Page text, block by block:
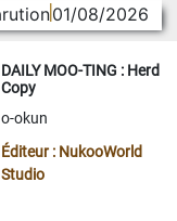
01/08/2026
DAILY MOO-TING : Herd
Copy
o-okun
Éditeur : NukooWorld
Studio